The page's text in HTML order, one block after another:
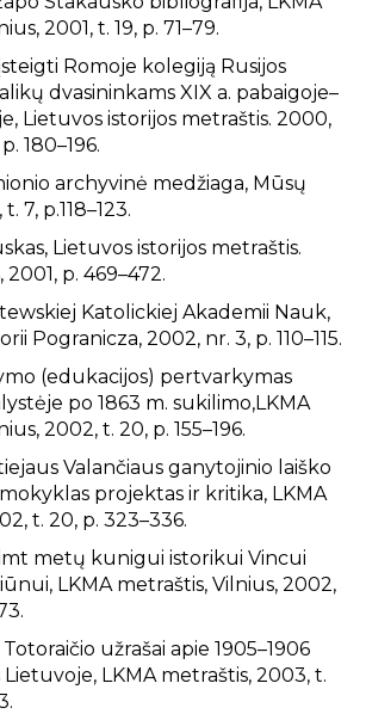
2001, t. 19, p. 71–79.
Romoje kolegiją Rusijos
dvasininkams XIX a. pabaigoje–
Lietuvos istorijos metraštis. 2000,
180–196.
archyvinė medžiaga, Mūsų
7, p.118–123.
Lietuvos istorijos metraštis.
p. 469–472.
Katolickiej Akademii Nauk,
Pogranicza, 2002, nr. 3, p. 110–115.
(edukacijos) pertvarkymas
po 1863 m. sukilimo,LKMA
2002, t. 20, p. 155–196.
Valančiaus ganytojinio laiško
projektas ir kritika, LKMA
t. 20, p. 323–336.
metų kunigui istorikui Vincui
LKMA metraštis, Vilnius, 2002,
užrašai apie 1905–1906
LKMA metraštis, 2003, t.